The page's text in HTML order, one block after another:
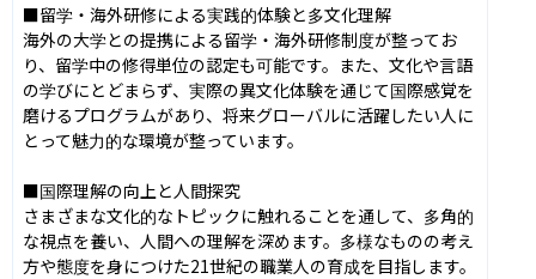
■留学・海外研修による実践的体験と多文化理解
海外の大学との提携による留学・海外研修制度が整ってお
り、留学中の修得単位の認定も可能です。また、文化や言語
の学びにとどまらず、実際の異文化体験を通じて国際感覚を
磨けるプログラムがあり、将来グローバルに活躍したい人に
とって魅力的な環境が整っています。
■国際理解の向上と人間探究
さまざまな文化的なトピックに触れることを通して、多角的
な視点を養い、人間への理解を深めます。多様なものの考え
方や態度を身につけた21世紀の職業人の育成を目指します。